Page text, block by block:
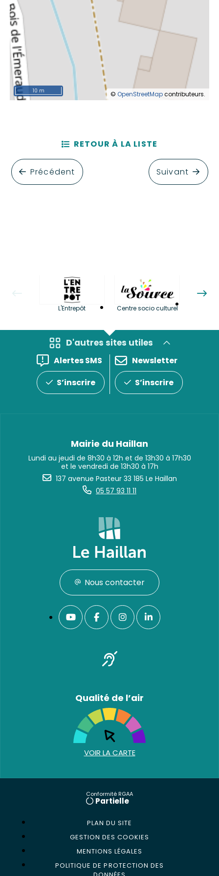
© OpenStreetMapcontributeurs.
10 m
Précédent
RETOUR À LA LISTE
Suivant
L'Entrepôt Centre socio culturel
D'autres sites utiles
Alertes SMS
S’inscrire
Newsletter
S’inscrire
Mairie du Haillan
Lundi au jeudi de 8h30 à 12h et de 13h30 à 17h30
et le vendredi de 13h30 à 17h
137 avenue Pasteur 33 185 Le Haillan
05 57 93 11 11
Nous contacter
Qualité de l’air
VOIR LA CARTE
Conformité RGAA
Partielle
PLAN DU SITE
GESTION DES COOKIES
MENTIONS LÉGALES
POLITIQUE DE PROTECTION DES